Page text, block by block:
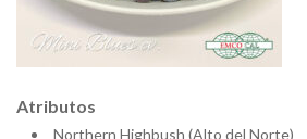
Atributos
Northern Highbush (Alto del Norte)